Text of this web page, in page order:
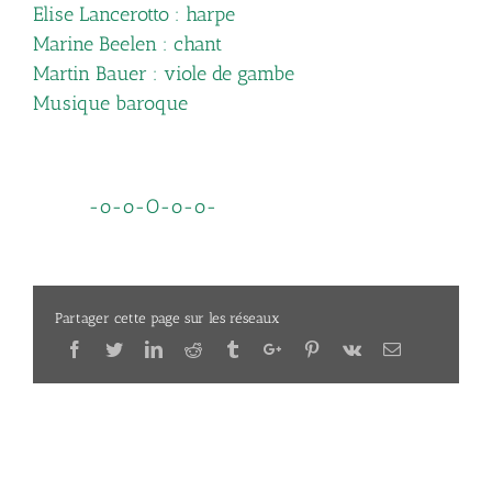
Elise Lancerotto : harpe
Marine Beelen : chant
Martin Bauer : viole de gambe
Musique baroque
-o-o-O-o-o-
Partager cette page sur les réseaux